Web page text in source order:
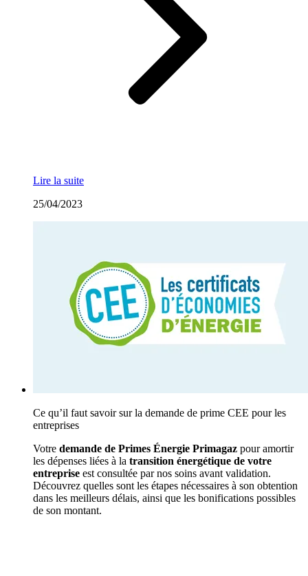
Lire la suite
25/04/2023
Ce qu’il faut savoir sur la demande de prime CEE pour les
entreprises
Votre demande de Primes Énergie Primagaz pour amortir
les dépenses liées à la transition énergétique de votre
entreprise est consultée par nos soins avant validation.
Découvrez quelles sont les étapes nécessaires à son obtention
dans les meilleurs délais, ainsi que les bonifications possibles
de son montant.